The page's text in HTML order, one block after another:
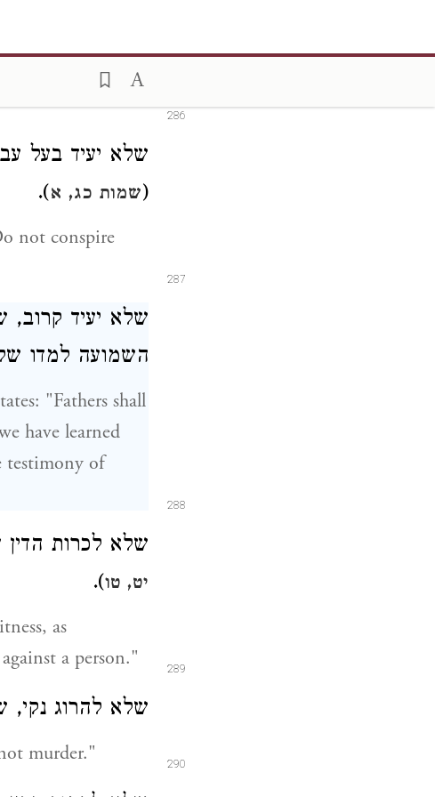
false testimony
286
שלא יעיד בעל
(שמות כג, א).
not conspire
287
שלא יעיד קרוב,
השמועה למדו
"Fathers shall
have learned
testimony of
288
שלא לכרות
יט, טו).
as
a person." 289
שלא להרוג
murder." 290